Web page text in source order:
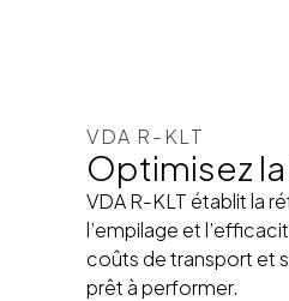
VDA R-KLT
Optimisez
VDA R-KLT établit la
l’empilage et
coûts de transport et
prêt à performer.